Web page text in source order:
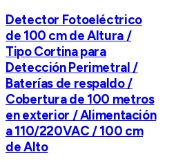
Detector Fotoeléctrico
de 100 cm de Altura /
Tipo Cortina para
Detección Perimetral /
Baterías de respaldo /
Cobertura de 100 metros
en exterior / Alimentación
a 110/220VAC / 100 cm
de Alto